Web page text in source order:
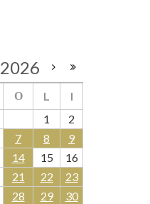
2026
O L
I
1
2
7 8
9
14 15
16
21 22
23
28 29
30